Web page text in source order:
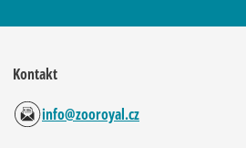
Kontakt
info@zooroyal.cz